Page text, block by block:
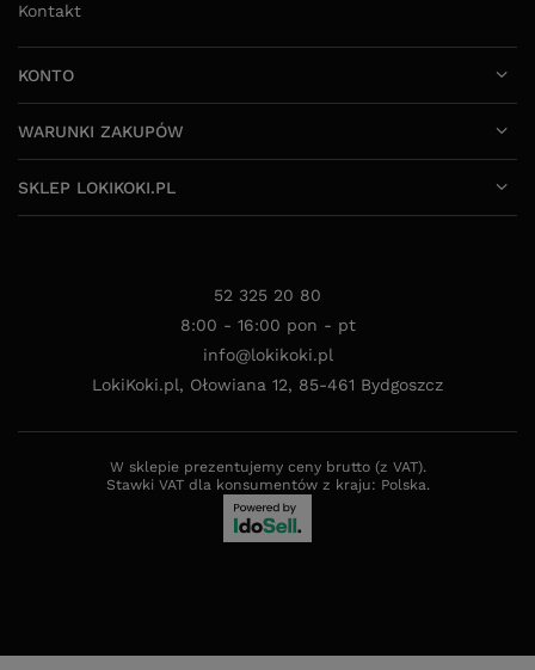
Kontakt
KONTO
WARUNKI ZAKUPÓW
SKLEP LOKIKOKI.PL
52 325 20 80
8:00 - 16:00 pon - pt
info@lokikoki.pl
LokiKoki.pl, Ołowiana 12, 85-461 Bydgoszcz
W sklepie prezentujemy ceny brutto (z VAT).
Stawki VAT dla konsumentów z kraju: Polska.